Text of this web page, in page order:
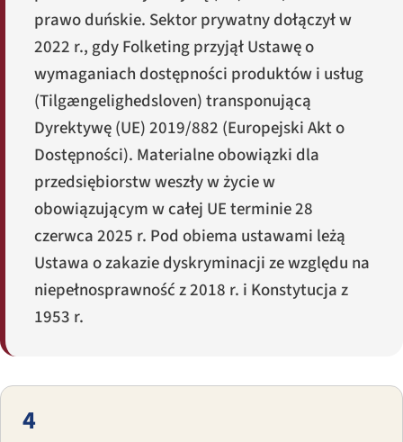
prawo duńskie. Sektor prywatny dołączył w
2022 r., gdy Folketing przyjął Ustawę o
wymaganiach dostępności produktów i usług
(Tilgængelighedsloven) transponującą
Dyrektywę (UE) 2019/882 (Europejski Akt o
Dostępności). Materialne obowiązki dla
przedsiębiorstw weszły w życie w
obowiązującym w całej UE terminie 28
czerwca 2025 r. Pod obiema ustawami leżą
Ustawa o zakazie dyskryminacji ze względu na
niepełnosprawność z 2018 r. i Konstytucja z
1953 r.
4